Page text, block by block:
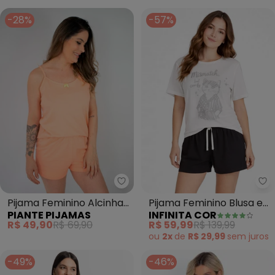
-28%
Piante Pijamas - Pijama
Pijama Feminino Alcinha
Kelly (Laranja)
PIANTE PIJAMAS
R$ 49,90R$ 69,90
-57%
Pijama Feminino Blusa e
Short (Branco)
INFINITA COR
R$ 59,99R$ 139,99
ou 2x de R$ 29,99 sem juros
-49% -46%